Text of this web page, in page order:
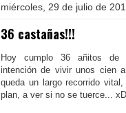
miércoles, 29 de julio de
36 castañas!!!
Hoy cumplo 36 añitos de
intención de vivir unos cien
queda un largo recorrido
plan, a ver si no se tuerce... xD